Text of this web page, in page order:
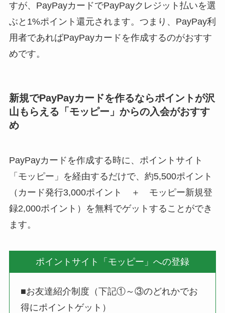
すが、PayPayカードでPayPayクレジット払いを選
ぶと1%ポイント還元されます。つまり、PayPay利
用者であればPayPayカードを作成するのがおすす
めです。
新規でPayPayカードを作るならポイントが沢
山もらえる「モッピー」からの入会がおすす
め
PayPayカードを作成する時に、ポイントサイト
「モッピー」を経由するだけで、約5,500ポイント
（カード発行3,000ポイント ＋ モッピー新規登
録2,000ポイント）を無料でゲットすることができ
ます。
ポイントサイト「モッピー」への登録
■お友達紹介制度（下記①～③のどれかでお
得にポイントゲット）